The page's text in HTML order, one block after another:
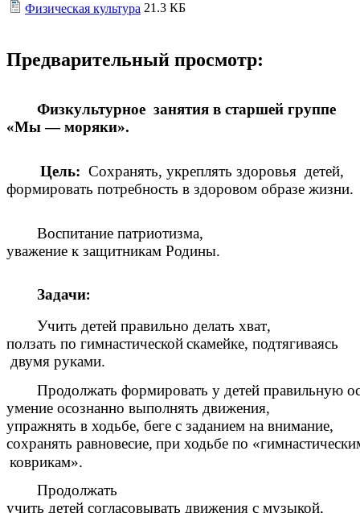
Физическая культура 21.3 КБ
Предварительный просмотр:
Физкультурное занятия в старшей группе
«Мы — моряки».
Цель: Сохранять, укреплять здоровья детей,
формировать потребность в здоровом образе жизни.
Воспитание патриотизма,
уважение к защитникам Родины.
Задачи:
Учить детей правильно делать хват,
ползать по гимнастической скамейке, подтягиваясь
двумя руками.
Продолжать формировать у детей правильную
умение осознанно выполнять движения,
упражнять в ходьбе, беге с заданием на внимание,
сохранять равновесие, при ходьбе по «
коврикам».
Продолжать
учить детей согласовывать движения с музыкой,